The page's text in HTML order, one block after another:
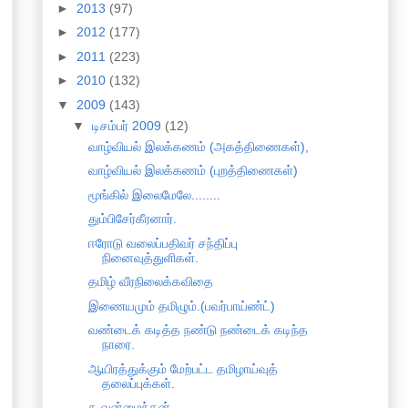
► 2013 (97)
► 2012 (177)
► 2011 (223)
► 2010 (132)
▼ 2009 (143)
▼ டிசம்பர் 2009 (12)
வாழ்வியல் இலக்கணம் (அகத்திணைகள்),
வாழ்வியல் இலக்கணம் (புறத்திணைகள்)
மூங்கில் இலைமேலே........
தும்பிசேர்கீரனார்.
ஈரோடு வலைப்பதிவர் சந்திப்பு
நினைவுத்துளிகள்.
தமிழ் வீரநிலைக்கவிதை
இணையமும் தமிழும்.(பவர்பாய்ண்ட்)
வண்டைக் கடித்த நண்டு நண்டைக் கடிந்த
நாரை.
ஆயிரத்துக்கும் மேற்பட்ட தமிழாய்வுத்
தலைப்புக்கள்.